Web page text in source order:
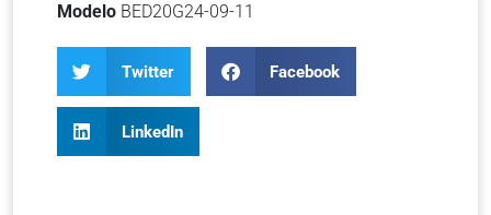
Modelo BED20G24-09-11
Twitter Facebook
LinkedIn